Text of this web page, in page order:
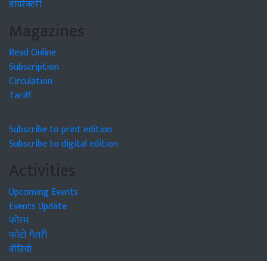
डायरेक्टरी
Magazines
Read Online
Subscription
Circulation
Tariff
Subscribe to print edition
Subscribe to digital edition
Activities
Upcoming Events
Events Update
फोरम
फोटो गैलरी
वीडियो